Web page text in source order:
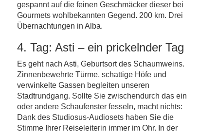
gespannt auf die feinen Geschmäcker dieser bei
Gourmets wohlbekannten Gegend. 200 km. Drei
Übernachtungen in Alba.
4. Tag: Asti – ein prickelnder Tag
Es geht nach Asti, Geburtsort des Schaumweins.
Zinnenbewehrte Türme, schattige Höfe und
verwinkelte Gassen begleiten unseren
Stadtrundgang. Sollte Sie zwischendurch das ein
oder andere Schaufenster fesseln, macht nichts:
Dank des Studiosus-Audiosets haben Sie die
Stimme Ihrer Reiseleiterin immer im Ohr. In der